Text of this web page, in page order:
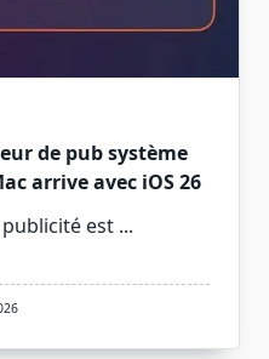
de pub système
arrive avec iOS 26
est ...